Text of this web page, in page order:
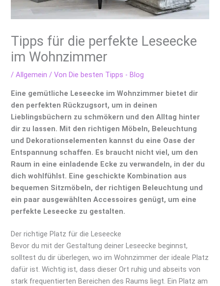
Tipps für die perfekte Leseecke
im Wohnzimmer
/Allgemein / VonDie besten Tipps - Blog
Eine gemütliche Leseecke im Wohnzimmer bietet dir
den perfekten Rückzugsort, um in deinen
Lieblingsbüchern zu schmökern und den Alltag hinter
dir zu lassen. Mit den richtigen Möbeln, Beleuchtung
und Dekorationselementen kannst du eine Oase der
Entspannung schaffen. Es braucht nicht viel, um den
Raum in eine einladende Ecke zu verwandeln, in der du
dich wohlfühlst. Eine geschickte Kombination aus
bequemen Sitzmöbeln, der richtigen Beleuchtung und
ein paar ausgewählten Accessoires genügt, um eine
perfekte Leseecke zu gestalten.
Der richtige Platz für die Leseecke
Bevor du mit der Gestaltung deiner Leseecke beginnst,
solltest du dir überlegen, wo im Wohnzimmer der ideale Platz
dafür ist. Wichtig ist, dass dieser Ort ruhig und abseits von
stark frequentierten Bereichen des Raums liegt. Ein Platz am